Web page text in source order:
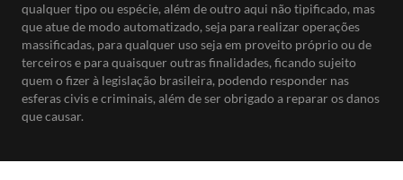
qualquer tipo ou espécie, além de outro aqui não tipificado, mas
que atue de modo automatizado, seja para realizar operações
massificadas, para qualquer uso seja em proveito próprio ou de
terceiros e para quaisquer outras finalidades, ficando sujeito
quem o fizer à legislação brasileira, podendo responder nas
esferas civis e criminais, além de ser obrigado a reparar os danos
que causar.